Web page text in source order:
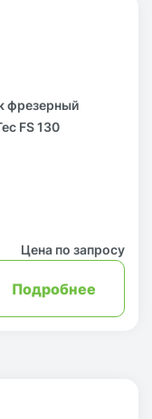
фрезерный
FS 130
Цена по запросу
Подробнее